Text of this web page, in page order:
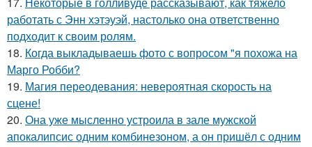
работать с Энн хэтэуэй, настолько она ответственно
подходит к своим ролям.
18. Когда выкладываешь фото с вопросом "я похожа на
Марго Робби?
19. Магия переодевания: невероятная скорость на
сцене!
20. Она уже мысленно устроила в зале мужской
апокалипсис одним комбинезоном, а он пришёл с одним